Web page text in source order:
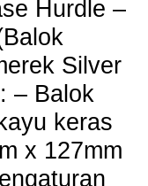
Hurdle –
Silver
– Balok
keras
x 127mm